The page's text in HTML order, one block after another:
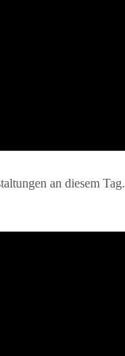
an diesem Tag.